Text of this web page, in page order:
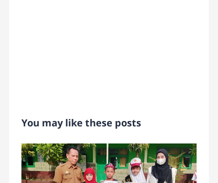
You may like these posts